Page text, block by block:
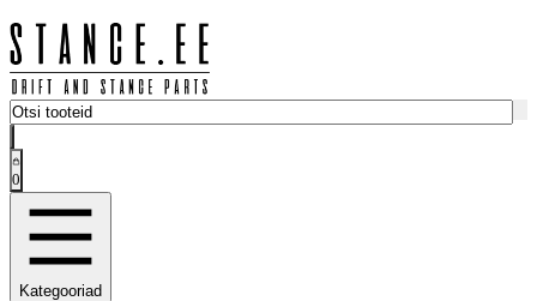
0
Kategooriad